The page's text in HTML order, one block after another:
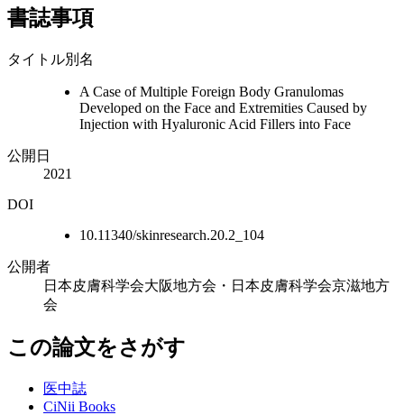
書誌事項
タイトル別名
A Case of Multiple Foreign Body Granulomas
Developed on the Face and Extremities Caused by
Injection with Hyaluronic Acid Fillers into Face
公開日
2021
DOI
10.11340/skinresearch.20.2_104
公開者
日本皮膚科学会大阪地方会・日本皮膚科学会京滋地方
会
この論文をさがす
医中誌
CiNii Books